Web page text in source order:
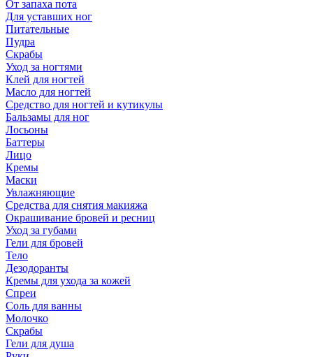
От запаха пота
Для уставших ног
Питательные
Пудра
Скрабы
Уход за ногтями
Клей для ногтей
Масло для ногтей
Средство для ногтей и кутикулы
Бальзамы для ног
Лосьоны
Баттеры
Лицо
Кремы
Маски
Увлажняющие
Средства для снятия макияжа
Окрашивание бровей и ресниц
Уход за губами
Гели для бровей
Тело
Дезодоранты
Кремы для ухода за кожей
Спреи
Соль для ванны
Молочко
Скрабы
Гели для душа